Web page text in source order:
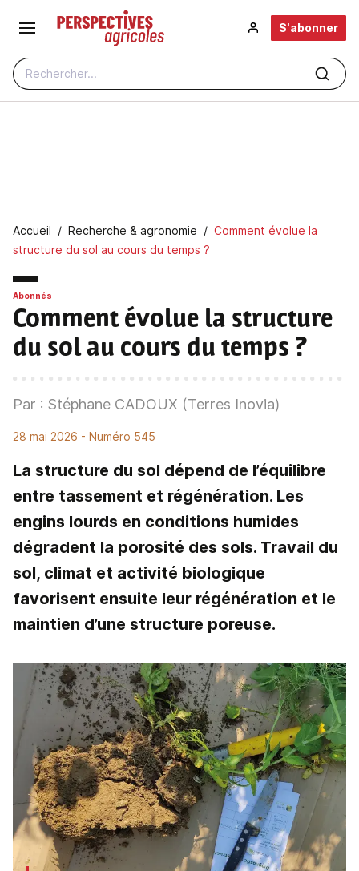
Aller au contenu principal
Rechercher...
S'abonner
Fil d'Ariane
Accueil Recherche & agronomie
Comment évolue la
structure du sol au cours du temps ?
Abonnés
Comment évolue la structure
du sol au cours du temps ?
Par : Stéphane CADOUX (Terres Inovia)
28 mai 2026 - Numéro 545
La structure du sol dépend de l’équilibre
entre tassement et régénération. Les
engins lourds en conditions humides
dégradent la porosité des sols. Travail du
sol, climat et activité biologique
favorisent ensuite leur régénération et le
maintien d’une structure poreuse.